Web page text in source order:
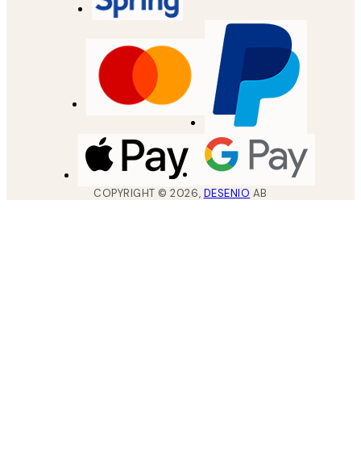
COPYRIGHT ©2026, DESENIO AB